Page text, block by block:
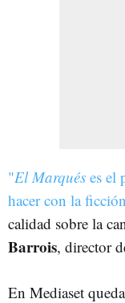
"El Marqués es el
hacer con la
calidad sobre la
Barrois, director
En Mediaset